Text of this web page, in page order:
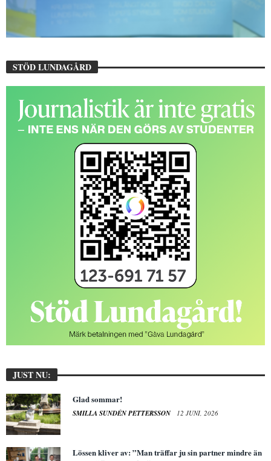
STÖD LUNDAGÅRD
JUST NU:
Glad sommar!
SMILLA SUNDÉN PETTERSSON 12 JUNI, 2026
Lössen kliver av: ”Man träffar ju sin partner mindre än